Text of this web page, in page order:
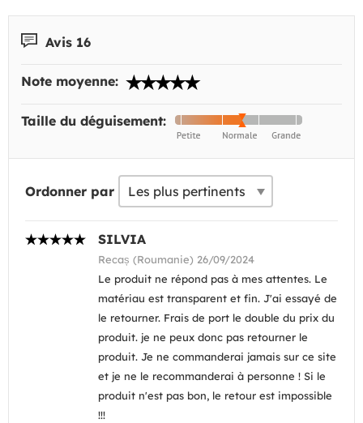
Avis 16
Note moyenne:
Taille du déguisement:
Ordonner par
SILVIA
Recaș (Roumanie) 26/09/2024
Le produit ne répond pas à mes attentes. Le
matériau est transparent et fin. J'ai essayé de
le retourner. Frais de port le double du prix du
produit. je ne peux donc pas retourner le
produit. Je ne commanderai jamais sur ce site
et je ne le recommanderai à personne ! Si le
produit n'est pas bon, le retour est impossible
!!!